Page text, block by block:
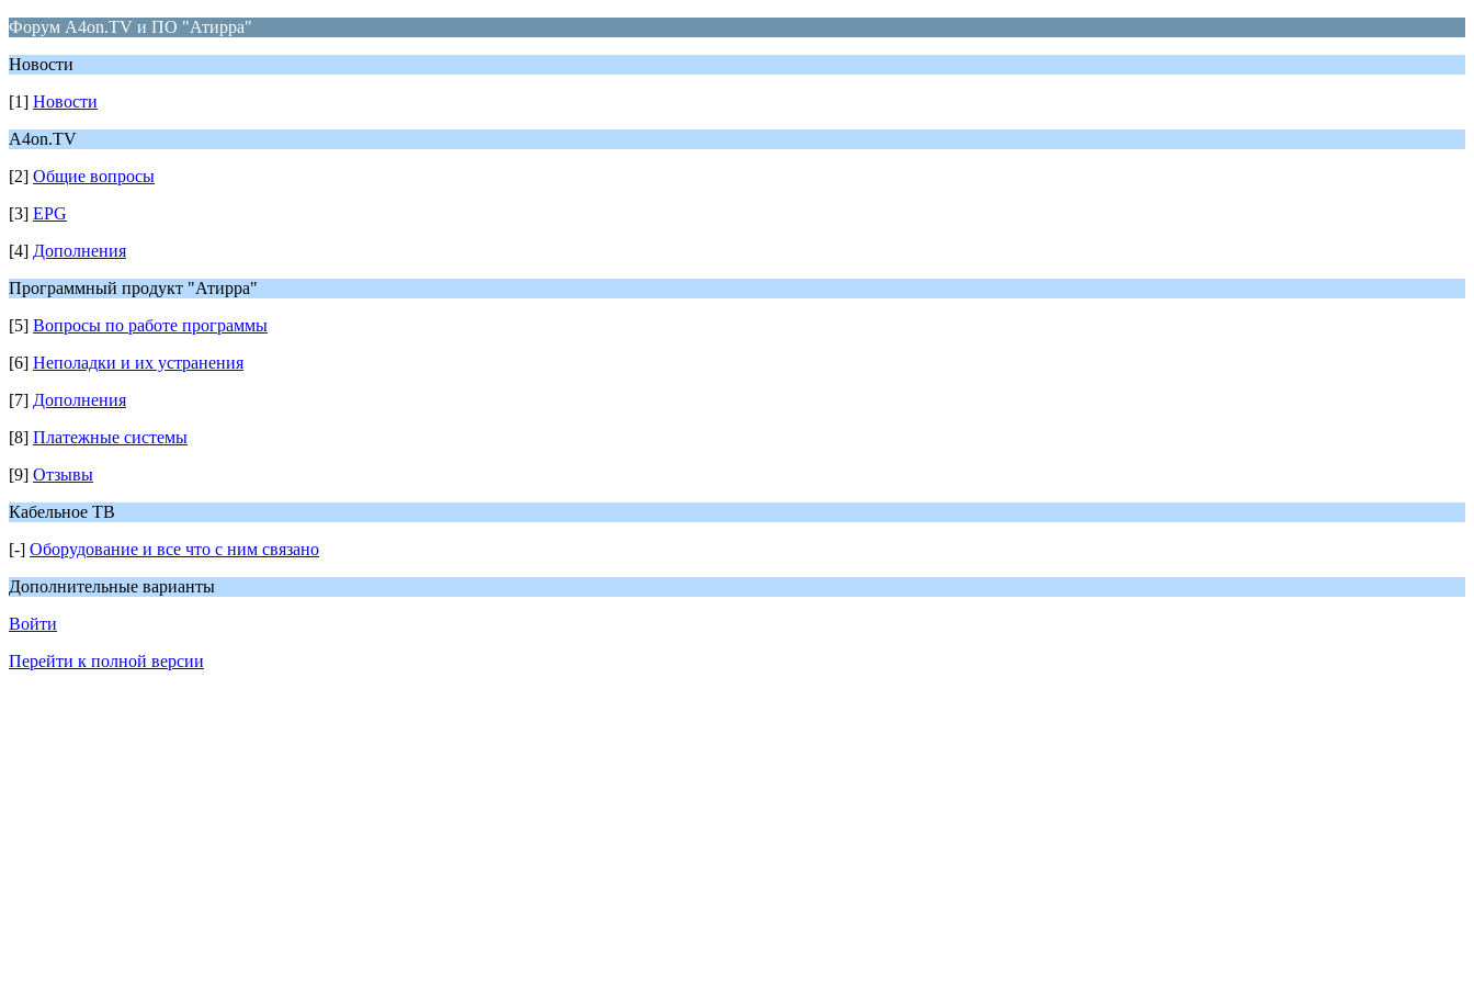
Форум A4on.TV и ПО "Атирра"
Новости
[1] Новости
A4on.TV
[2] Общие вопросы
[3] EPG
[4] Дополнения
Программный продукт "Атирра"
[5] Вопросы по работе программы
[6] Неполадки и их устранения
[7] Дополнения
[8] Платежные системы
[9] Отзывы
Кабельное ТВ
[-] Оборудование и все что с ним связано
Дополнительные варианты
Войти
Перейти к полной версии